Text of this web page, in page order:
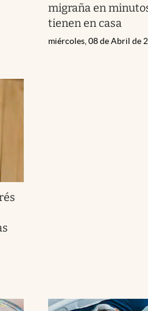
migraña en
tienen en casa
miércoles, 08 de Abril de